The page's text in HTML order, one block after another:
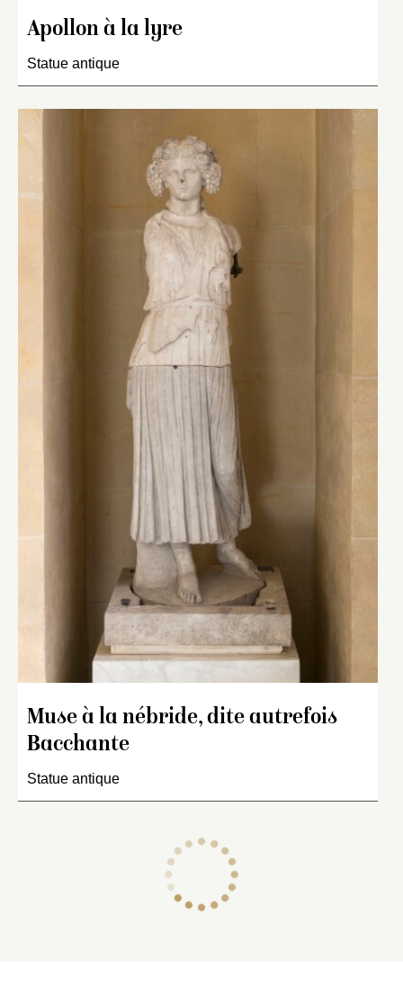
Apollon à la lyre
Statue antique
Muse à la nébride, dite autrefois
Bacchante
Statue antique